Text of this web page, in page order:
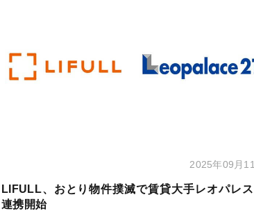
2025年09月
LIFULL、おとり物件撲滅で賃貸大手レオパレ
連携開始